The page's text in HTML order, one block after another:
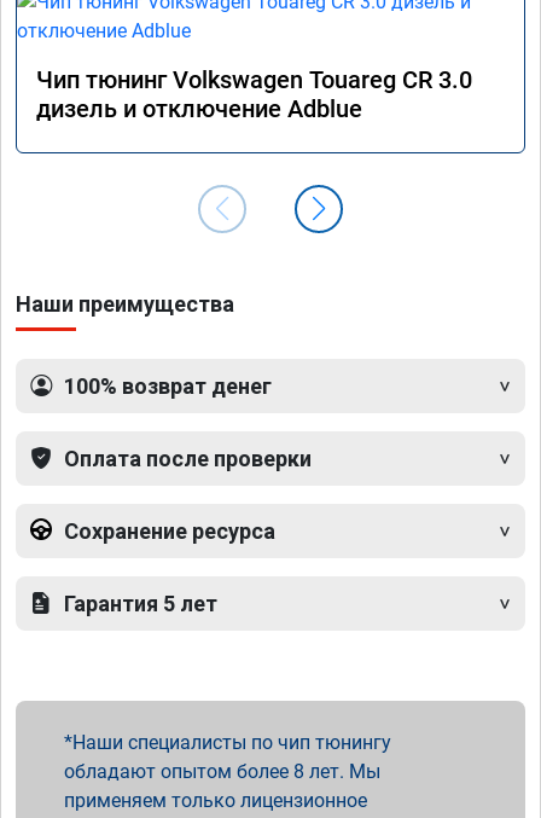
Чип тюнинг Volkswagen Touareg CR 3.0
дизель и отключение Adblue
Наши преимущества
100% возврат денег
Оплата после проверки
Сохранение ресурса
Гарантия 5 лет
Наши специалисты по чип тюнингу
обладают опытом более 8 лет. Мы
применяем только лицензионное